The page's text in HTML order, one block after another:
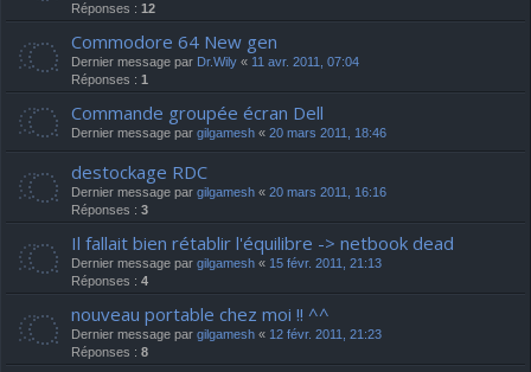
Réponses : 12
Commodore 64 New gen
Dernier message par Dr.Wily « 11 avr. 2011, 07:04
Réponses : 1
Commande groupée écran Dell
Dernier message par gilgamesh « 20 mars 2011, 18:46
destockage RDC
Dernier message par gilgamesh « 20 mars 2011, 16:16
Réponses : 3
Il fallait bien rétablir l'équilibre -> netbook dead
Dernier message par gilgamesh « 15 févr. 2011, 21:13
Réponses : 4
nouveau portable chez moi !! ^^
Dernier message par gilgamesh « 12 févr. 2011, 21:23
Réponses : 8